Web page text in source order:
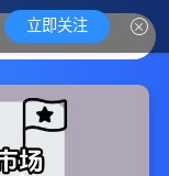
立即关注